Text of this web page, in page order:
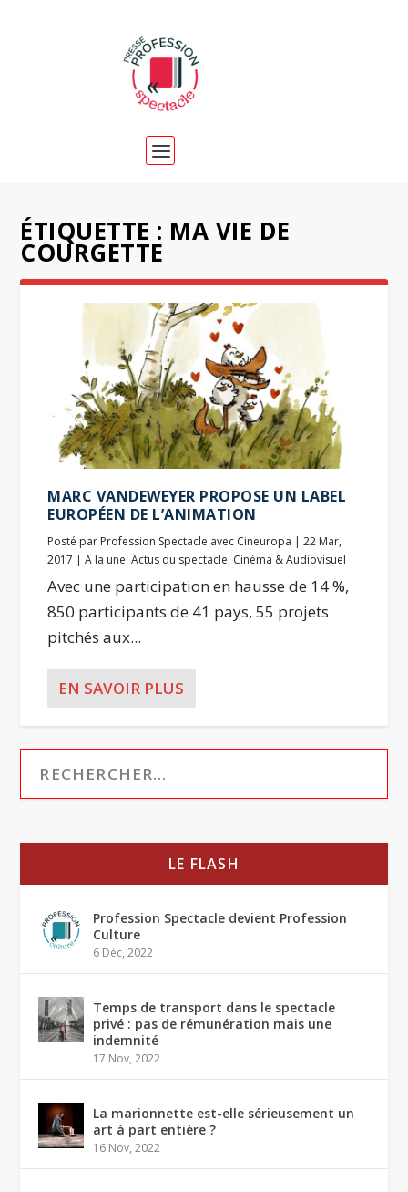
ÉTIQUETTE : MA VIE DE
COURGETTE
MARC VANDEWEYER PROPOSE UN LABEL
EUROPÉEN DE L’ANIMATION
Posté par Profession Spectacle avec Cineuropa |22 Mar,
2017 |A la une,Actus du spectacle, Cinéma & Audiovisuel
Avec une participation en hausse de 14 %,
850 participants de 41 pays, 55 projets
pitchés aux...
EN SAVOIR PLUS
LE FLASH
Profession Spectacle devient Profession
Culture
6 Déc, 2022
Temps de transport dans le spectacle
privé : pas de rémunération mais une
indemnité
17 Nov, 2022
La marionnette est-elle sérieusement un
art à part entière ?
16 Nov, 2022